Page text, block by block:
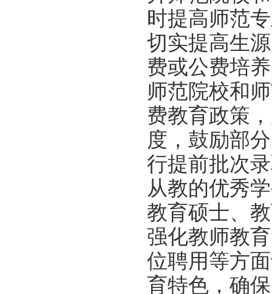
时提高师范
切实提高生
费或公费培
师范院校和
费教育政策
度，鼓励部
行提前批次
从教的优秀
教育硕士、
强化教师教
位聘用等方
育特色，确